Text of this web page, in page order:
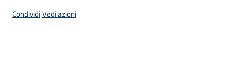
CondividiVedi azioni